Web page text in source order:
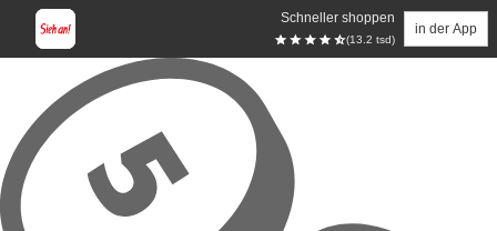
Schneller shoppen
(13.2 tsd)
in der App
Zum Hauptinhalt springen